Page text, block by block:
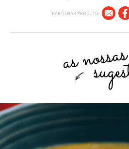
PARTILHAR PRODUTO: